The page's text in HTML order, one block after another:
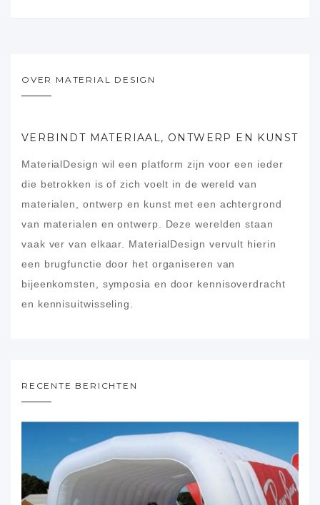
OVER MATERIAL DESIGN
VERBINDT MATERIAAL, ONTWERP EN KUNST
MaterialDesign wil een platform zijn voor een ieder
die betrokken is of zich voelt in de wereld van
materialen, ontwerp en kunst met een achtergrond
van materialen en ontwerp. Deze werelden staan
vaak ver van elkaar. MaterialDesign vervult hierin
een brugfunctie door het organiseren van
bijeenkomsten, symposia en door kennisoverdracht
en kennisuitwisseling.
RECENTE BERICHTEN